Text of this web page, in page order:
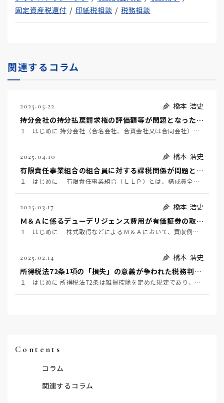
固定資産税還付
印紙税相談 税務相談
関連するコラム
2025.05.22
橋本 浩史
持分会社の持分払戻請求権の評価額等が問題となった事例 ～名古屋地裁令和６年６月２２日判決TAINS Z８８８-２７２０～
１ はじめに 持分会社（合名会社、合資会社又は合同会社）の社員は、死亡によって退社し（会社法６０７条…
2025.04.10
橋本 浩史
有限責任事業組合の組合員に対する課税関係が問題となった事例 ～東京地裁令和６年２月１６日判決TAINS Z888-2712（確定）～
１ はじめに 有限責任事業組合（ＬＬＰ）とは、構成員全員が無限責任を負う民法組合の特例として、「有…
2025.03.17
橋本 浩史
Ｍ＆Ａに係るデューデリジェンス費用が有価証券の取得価額に含まれるか否かが争われた事例 ～国税不服審判所令和6年1月24日裁決～
１ はじめに 株式取得などによるＭ＆Ａにおいて、買収側が対象企業の価値やリスク等を事前に調査するこ…
2025.02.14
橋本 浩史
所得税法72条1項の「損失」の意義が争われた税務判決 ～東京地裁令和6年1月23日判決～
１ はじめに 所得税法72条は雑損控除を定めた規定であり、同条1項は、居住者又はその者と生計を一にす…
Contents
コラム
関連するコラム